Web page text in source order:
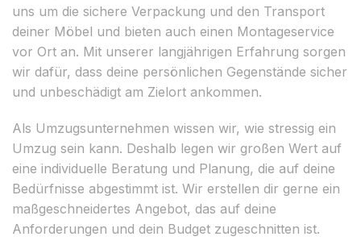
uns um die sichere Verpackung und den Transport
deiner Möbel und bieten auch einen Montageservice
vor Ort an. Mit unserer langjährigen Erfahrung sorgen
wir dafür, dass deine persönlichen Gegenstände sicher
und unbeschädigt am Zielort ankommen.
Als Umzugsunternehmen wissen wir, wie stressig ein
Umzug sein kann. Deshalb legen wir großen Wert auf
eine individuelle Beratung und Planung, die auf deine
Bedürfnisse abgestimmt ist. Wir erstellen dir gerne ein
maßgeschneidertes Angebot, das auf deine
Anforderungen und dein Budget zugeschnitten ist.